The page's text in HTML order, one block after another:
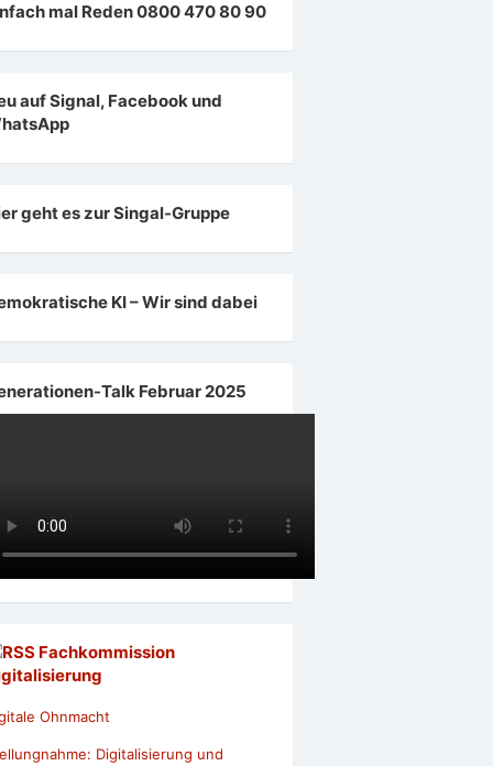
mal Reden 0800 470 80 90
auf Signal, Facebook und
geht es zur Singal-Gruppe
KI – Wir sind dabei
Talk Februar 2025
Fachkommission
Ohnmacht
Digitalisierung und